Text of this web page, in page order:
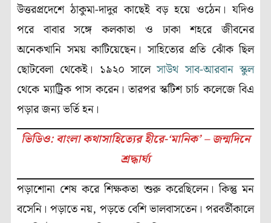
উত্তরপ্রদেশে ঠাকুমা-দাদুর কাছেই বড় হয়ে ওঠেন। যদিও
পরে বাবার সঙ্গে কলকাতা ও ঢাকা শহরে জীবনের
অনেকখানি সময় কাটিয়েছেন। সাহিত্যের প্রতি ঝোঁক ছিল
ছোটবেলা থেকেই। ১৯২০ সালেসাউথ সাব-আরবান স্কুল
থেকে ম্যাট্রিক পাস করেন। তারপর স্কটিশ চার্চ কলেজে বিএ
পড়ার জন্য ভর্তি হন।
ভিডিও: বাংলা কথাসাহিত্যের হীরে-‘মানিক’ – জন্মদিনে
শ্রদ্ধার্ঘ্য
পড়াশোনা শেষ করে শিক্ষকতা শুরু করেছিলেন। কিন্তু মন
বসেনি। পড়াতে নয়, পড়তে বেশি ভালবাসতেন। পরবর্তীকালে